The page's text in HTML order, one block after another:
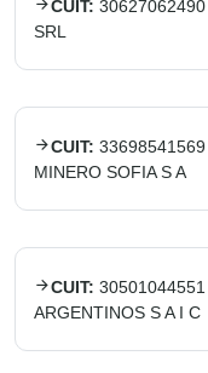
CUIT: 30627062490
SRL
CUIT: 33698541569
MINERO SOFIA S A
CUIT: 30501044551
ARGENTINOS S A I C